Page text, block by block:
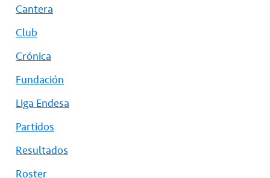
Cantera
Club
Crónica
Fundación
Liga Endesa
Partidos
Resultados
Roster